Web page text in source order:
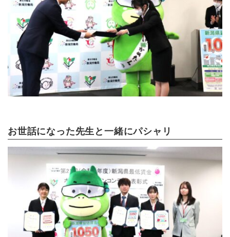
お世話になった先生と一緒にパシャリ